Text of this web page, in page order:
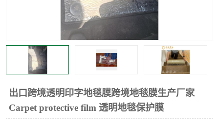
出口跨境透明印字地毯膜跨境地毯膜生产厂家
Carpet protective film 透明地毯保护膜
不绣钢板保护膜
窗缝阻风胶带 铝板保护膜
不锈钢板保护膜 一次性隔离膜